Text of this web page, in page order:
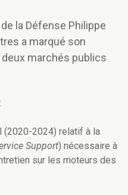
la Défense Philippe
a marqué son
marchés publics
(2020-2024) relatif à la
Support) nécessaire à
sur les moteurs des